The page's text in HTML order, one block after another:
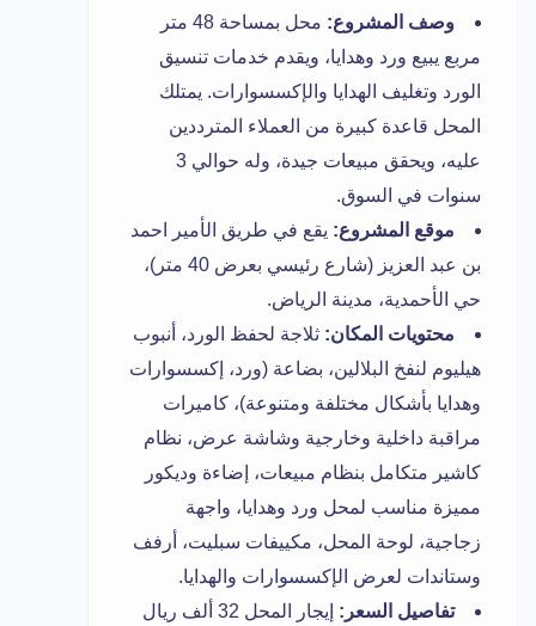
وصف المشروع:
محل بمساحة 48 متر
مربع يبيع ورد وهدايا، ويقدم خدمات تنسيق
الورد وتغليف الهدايا والإكسسوارات. يمتلك
المحل قاعدة كبيرة من العملاء المترددين
عليه، ويحقق مبيعات جيدة، وله حوالي 3
سنوات في السوق.
موقع المشروع: يقع في طريق الأمير احمد
بن عبد العزيز (شارع رئيسي بعرض 40 متر)،
حي الأحمدية، مدينة الرياض.
محتويات المكان: ثلاجة لحفظ الورد، أنبوب
هيليوم لنفخ البلالين، بضاعة (ورد، إكسسوارات
وهدايا بأشكال مختلفة ومتنوعة)، كاميرات
مراقبة داخلية وخارجية وشاشة عرض، نظام
كاشير متكامل بنظام مبيعات، إضاءة وديكور
مميزة مناسب لمحل ورد وهدايا، واجهة
زجاجية، لوحة المحل، مكييفات سبليت، أرفف
وستاندات لعرض الإكسسوارات والهدايا.
تفاصيل السعر:
إيجار المحل 32 ألف ريال